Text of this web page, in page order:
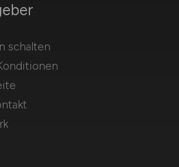
schalten